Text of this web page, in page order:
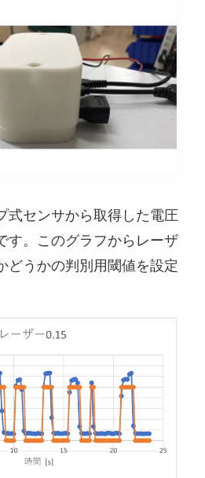
式センサから取得した電圧
す。このグラフからレーザ
どうかの判別用閾値を設定